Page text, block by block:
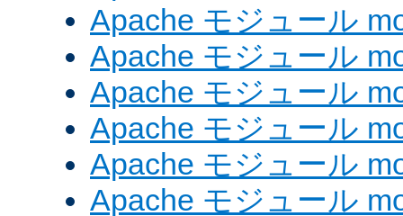
Apache モジュール
Apache モジュール
Apache モジュール
Apache モジュール
Apache モジュール
Apache モジュール